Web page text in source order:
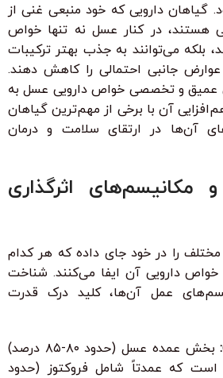
دارویی که خود منبعی غنی از
هستند، در کنار عسل نه تنها خواص
بلکه می‌توانند به جذب بهتر ترکیبات
جانبی احتمالی را کاهش دهند.
عمیق و تخصصی خواص دارویی عسل به
آن با برخی از مهم‌ترین گیاهان
آن‌ها در ارتقای سلامت و درمان
مکانیسم‌های اثرگذاری
از ۲۰۰ ماده مختلف را در خود جای داده که هر کدام
دارویی آن ایفا می‌کنند. شناخت
عمل آن‌ها، کلید درک قدرت
بخش عمده عسل (حدود ۸۰-۸۵ درصد)
که عمدتاً شامل فروکتوز (حدود